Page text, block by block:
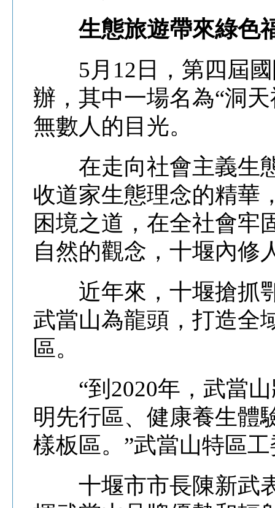
生態旅遊帶來綠色
5月12日，第四屆國
辦，其中一場名為“洞
無數人的目光。
在走向社會主義生態
收道家生態理念的精華
困境之道，在全社會牢
自然的觀念，十堰內修
近年來，十堰搶抓鄂
武當山為龍頭，打造全
區。
“到2020年，武當山
明先行區、健康養生體
樣板區。”武當山特區
十堰市市長陳新武表